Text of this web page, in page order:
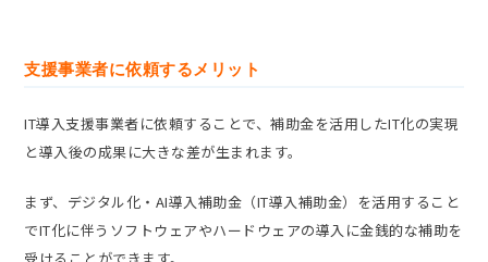
支援事業者に依頼するメリット
IT導入支援事業者に依頼することで、補助金を活用したIT化の実現
と導入後の成果に大きな差が生まれます。
まず、デジタル化・AI導入補助金（IT導入補助金）を活用すること
でIT化に伴うソフトウェアやハードウェアの導入に金銭的な補助を